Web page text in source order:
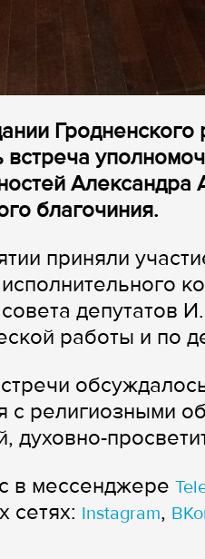
Гродненского
встреча
Александра
благочиния.
приняли
депутатов
работы и по
с религиозными
духовно-
в мессенджере
сетях: Instagram,